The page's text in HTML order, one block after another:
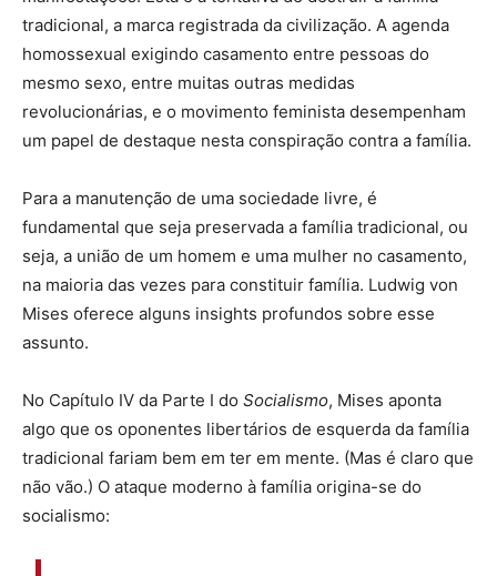
tradicional, a marca registrada da civilização. A agenda
homossexual exigindo casamento entre pessoas do
mesmo sexo, entre muitas outras medidas
revolucionárias, e o movimento feminista desempenham
um papel de destaque nesta conspiração contra a família.
Para a manutenção de uma sociedade livre, é
fundamental que seja preservada a família tradicional, ou
seja, a união de um homem e uma mulher no casamento,
na maioria das vezes para constituir família. Ludwig von
Mises oferece alguns insights profundos sobre esse
assunto.
No Capítulo IV da Parte I do Socialismo, Mises aponta
algo que os oponentes libertários de esquerda da família
tradicional fariam bem em ter em mente. (Mas é claro que
não vão.) O ataque moderno à família origina-se do
socialismo: